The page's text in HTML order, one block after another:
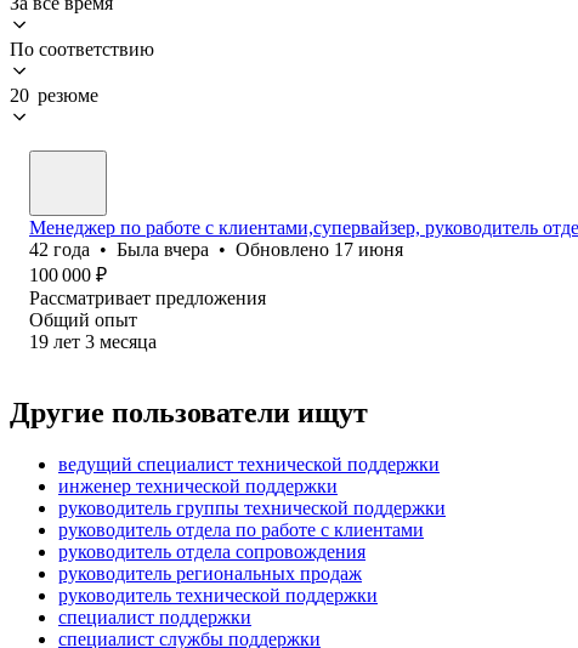
По соответствию
20 резюме
Менеджер по работе с клиентами,супервайзер, руководитель
42 года • Была вчера • Обновлено 17 июня
100 000 ₽
Рассматривает предложения
Общий опыт
19 лет 3 месяца
Другие пользователи ищут
ведущий специалист технической поддержки
инженер технической поддержки
руководитель группы технической поддержки
руководитель отдела по работе с клиентами
руководитель отдела сопровождения
руководитель региональных продаж
руководитель технической поддержки
специалист поддержки
специалист службы поддержки